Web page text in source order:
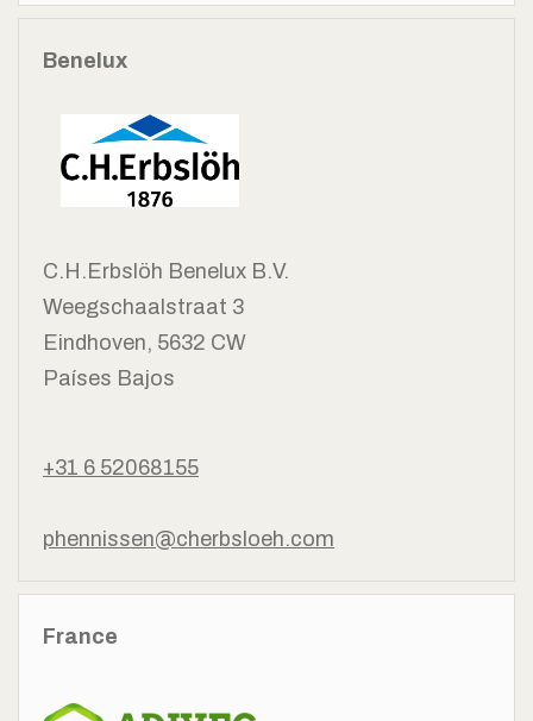
Benelux
C.H.Erbslöh Benelux B.V.
Weegschaalstraat 3
Eindhoven, 5632 CW
Países Bajos
+31 6 52068155
phennissen@cherbsloeh.com
France